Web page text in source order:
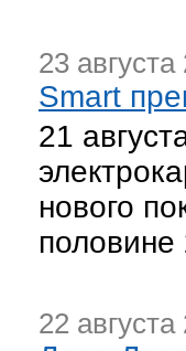
23 августа
Smart
21
нового
22 августа